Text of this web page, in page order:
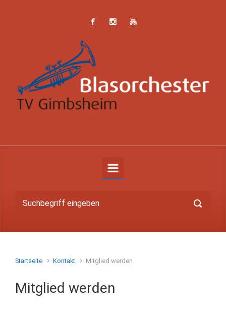
Startseite Kontakt Mitglied werden
Mitglied werden